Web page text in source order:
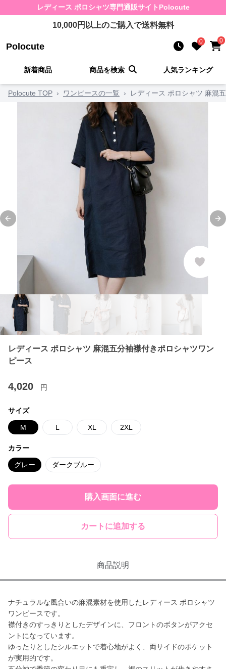
レディース ポロシャツ専門通販サイト Polocute
10,000円以上のご購入で送料無料
Polocute 0 0
新着商品 商品を検索 人気ランキング
Polocute TOP › ワンピースの一覧 › レディース ポロシャツ 麻混
Previous slide
レディース ポロシャツ 麻混五分袖襟付きポロシャツワン
ピース
4,020 円
サイズ
M L XL 2XL
カラー
グレー ダークブルー
購入画面に進む
カートに追加する
商品説明
ナチュラルな風合いの麻混素材を使用したレディース ポロシャツ
ワンピースです。
襟付きのすっきりとしたデザインに、フロントのボタンがアクセ
ントになっています。
ゆったりとしたシルエットで着心地がよく、両サイドのポケット
が実用的です。